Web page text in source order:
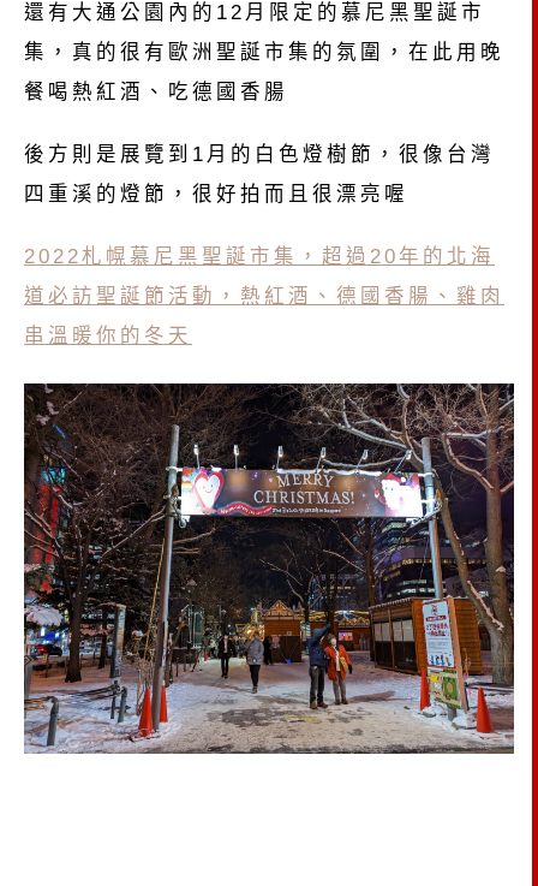
還有大通公園內的12月限定的慕尼黑聖誕市
集，真的很有歐洲聖誕市集的氛圍，在此用晚
餐喝熱紅酒、吃德國香腸
後方則是展覽到1月的白色燈樹節，很像台灣
四重溪的燈節，很好拍而且很漂亮喔
2022札幌慕尼黑聖誕市集，超過20年的北海
道必訪聖誕節活動，熱紅酒、德國香腸、雞肉
串溫暖你的冬天